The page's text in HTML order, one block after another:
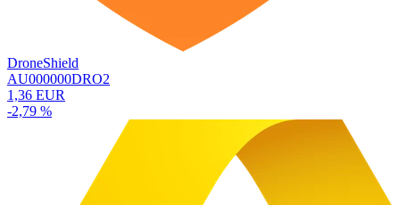
DroneShield
AU000000DRO2
1,36 EUR
-2,79 %